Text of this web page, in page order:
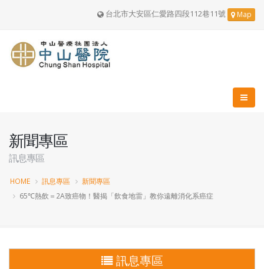
台北市大安區仁愛路四段112巷11號 Map
新聞專區
訊息專區
HOME 訊息專區
新聞專區
65℃熱飲＝2A致癌物！醫揭「飲食地雷」教你遠離消化系癌症
訊息專區